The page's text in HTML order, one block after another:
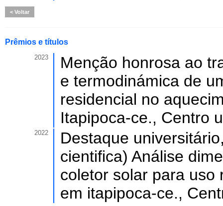
Voltar
Prêmios e títulos
2023
Menção honrosa ao
e termodinámica de
residencial no
Itapipoca-ce., Centro
2022
Destaque
cientifica) Análise
coletor solar para uso
em itapipoca-ce.,